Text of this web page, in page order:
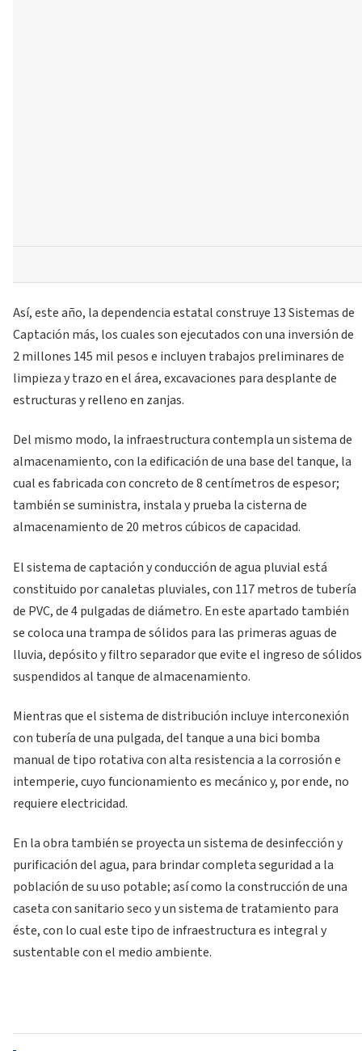
Así, este año, la dependencia estatal construye 13 Sistemas de
Captación más, los cuales son ejecutados con una inversión de
2 millones 145 mil pesos e incluyen trabajos preliminares de
limpieza y trazo en el área, excavaciones para desplante de
estructuras y relleno en zanjas.
Del mismo modo, la infraestructura contempla un sistema de
almacenamiento, con la edificación de una base del tanque, la
cual es fabricada con concreto de 8 centímetros de espesor;
también se suministra, instala y prueba la cisterna de
almacenamiento de 20 metros cúbicos de capacidad.
El sistema de captación y conducción de agua pluvial está
constituido por canaletas pluviales, con 117 metros de tubería
de PVC, de 4 pulgadas de diámetro. En este apartado también
se coloca una trampa de sólidos para las primeras aguas de
lluvia, depósito y filtro separador que evite el ingreso de sólidos
suspendidos al tanque de almacenamiento.
Mientras que el sistema de distribución incluye interconexión
con tubería de una pulgada, del tanque a una bici bomba
manual de tipo rotativa con alta resistencia a la corrosión e
intemperie, cuyo funcionamiento es mecánico y, por ende, no
requiere electricidad.
En la obra también se proyecta un sistema de desinfección y
purificación del agua, para brindar completa seguridad a la
población de su uso potable; así como la construcción de una
caseta con sanitario seco y un sistema de tratamiento para
éste, con lo cual este tipo de infraestructura es integral y
sustentable con el medio ambiente.